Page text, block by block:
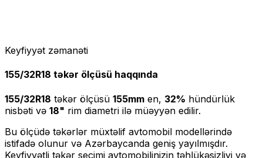
Keyfiyyət zəmanəti
155/32R18 təkər ölçüsü haqqında
155/32R18 təkər ölçüsü 155mm en, 32% hündürlük
nisbəti və 18" rim diametri ilə müəyyən edilir.
Bu ölçüdə təkərlər müxtəlif avtomobil modellərində
istifadə olunur və Azərbaycanda geniş yayılmışdır.
Keyfiyyətli təkər seçimi avtomobilinizin təhlükəsizliyi və